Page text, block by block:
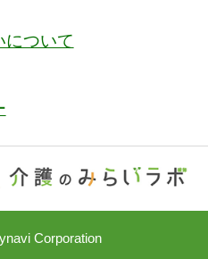
について
Corporation